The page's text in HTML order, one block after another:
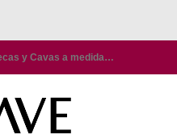
y Cavas a medida…